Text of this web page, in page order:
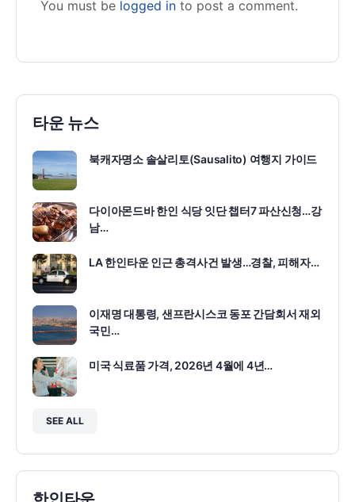
You must be logged in to post a comment.
타운 뉴스
북캐자명소 솔살리토(Sausalito) 여행지 가이드
다이아몬드바 한인 식당 잇단 챕터7 파산신청…강
남…
LA 한인타운 인근 총격사건 발생…경찰, 피해자…
이재명 대통령, 샌프란시스코 동포 간담회서 재외
국민…
미국 식료품 가격, 2026년 4월에 4년…
SEE ALL